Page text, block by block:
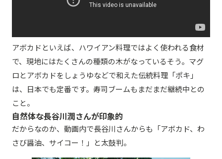
アボカドといえば、ハワイアン料理ではよく使われる食材
で、現地にはたくさんの種類の木がなっているそう。マグ
ロとアボカドをしょうゆなどで和えた伝統料理「ポキ」
は、日本でも定番です。寿司ブームもまだまだ継続中との
こと。
自然体な長谷川潤さんが印象的
だからなのか、動画内で長谷川さんからも「アボカド、わ
さび醤油、サイコー！」と太鼓判。